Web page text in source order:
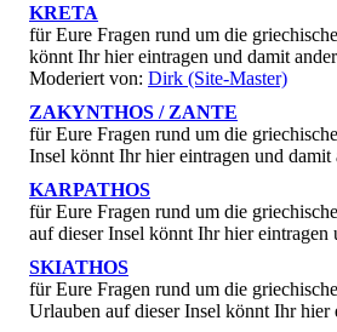
KRETA
für Eure Fragen rund um die
könnt Ihr hier eintragen und damit
Moderiert von: Dirk (Site-Master)
ZAKYNTHOS / ZANTE
für Eure Fragen rund um die
Insel könnt Ihr hier eintragen und damit
KARPATHOS
für Eure Fragen rund um die
auf dieser Insel könnt Ihr hier eintragen
SKIATHOS
für Eure Fragen rund um die
Urlauben auf dieser Insel könnt Ihr hier